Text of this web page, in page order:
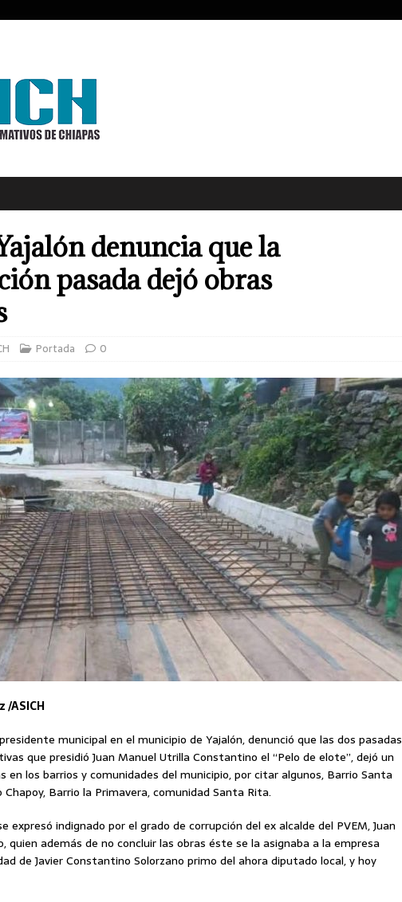
denuncia que la
pasada dejó obras
Portada 0
/ASICH
municipal en el municipio de Yajalón, denunció que las dos pasadas
que presidió Juan Manuel Utrilla Constantino el “Pelo de elote”, dejó un
en los barrios y comunidades del municipio, por citar algunos, Barrio Santa
Barrio la Primavera, comunidad Santa Rita.
expresó indignado por el grado de corrupción del ex alcalde del PVEM, Juan
quien además de no concluir las obras éste se la asignaba a la empresa
de Javier Constantino Solorzano primo del ahora diputado local, y hoy